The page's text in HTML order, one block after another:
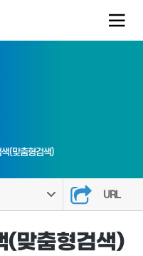
(맞춤형검색)
URL
(맞춤형검색)